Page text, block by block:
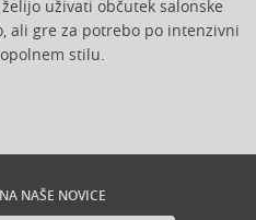
uživati občutek salonske
ali gre za potrebo po intenzivni
stilu.
NAŠE NOVICE